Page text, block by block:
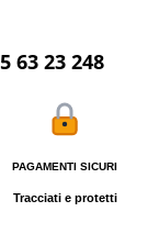
63 23 248
PAGAMENTI SICURI
Tracciati e protetti